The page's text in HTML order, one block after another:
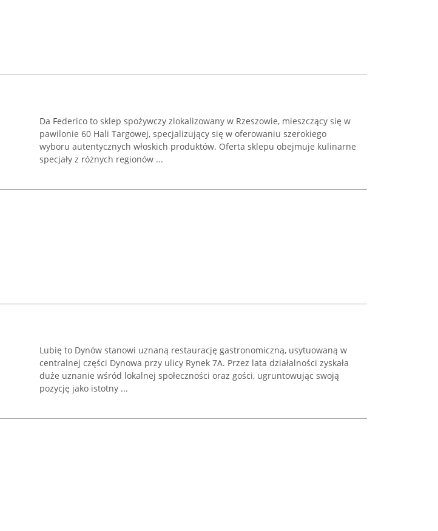
Da Federico to sklep spożywczy zlokalizowany w Rzeszowie, mieszczący się w
pawilonie 60 Hali Targowej, specjalizujący się w oferowaniu szerokiego
wyboru autentycznych włoskich produktów. Oferta sklepu obejmuje kulinarne
specjały z różnych regionów ...
Lubię to Dynów stanowi uznaną restaurację gastronomiczną, usytuowaną w
centralnej części Dynowa przy ulicy Rynek 7A. Przez lata działalności zyskała
duże uznanie wśród lokalnej społeczności oraz gości, ugruntowując swoją
pozycję jako istotny ...